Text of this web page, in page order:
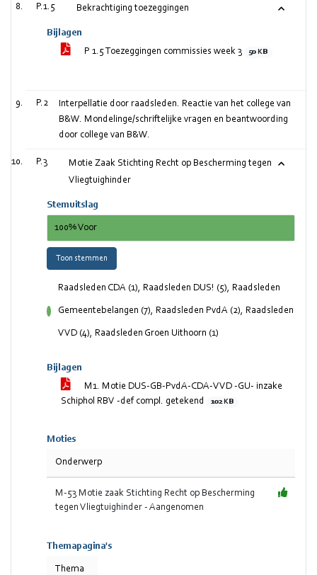
P.1.5 Bekrachtiging toezeggingen
Bijlagen
P 1.5 Toezeggingen commissies week 3
50 KB
P.2
Interpellatie door raadsleden. Reactie van het college van
B&W. Mondelinge/schriftelijke vragen en beantwoording
door college van B&W.
P.3
Motie Zaak Stichting Recht op Bescherming tegen
Vliegtuighinder
Stemuitslag
100% Voor
Toon stemmen
Raadsleden CDA (1), Raadsleden DUS! (5), Raadsleden
Gemeentebelangen (7), Raadsleden PvdA (2), Raadsleden
VVD (4), Raadsleden Groen Uithoorn (1)
Bijlagen
M1. Motie DUS-GB-PvdA-CDA-VVD -GU- inzake
Schiphol RBV -def compl. getekend
102 KB
Moties
Onderwerp
M-53 Motie zaak Stichting Recht op Bescherming
tegen Vliegtuighinder - Aangenomen
Themapagina's
Thema